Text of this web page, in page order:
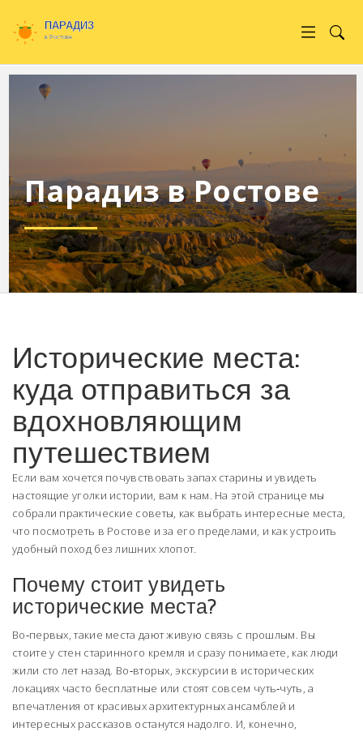
Парадиз в Ростове
Исторические места:
куда отправиться за
вдохновляющим
путешествием
Если вам хочется почувствовать запах старины и увидеть
настоящие уголки истории, вам к нам. На этой странице мы
собрали практические советы, как выбрать интересные места,
что посмотреть в Ростове и за его пределами, и как устроить
удобный поход без лишних хлопот.
Почему стоит увидеть
исторические места?
Во‑первых, такие места дают живую связь с прошлым. Вы
стоите у стен старинного кремля и сразу понимаете, как люди
жили сто лет назад. Во‑вторых, экскурсии в исторических
локациях часто бесплатные или стоят совсем чуть‑чуть, а
впечатления от красивых архитектурных ансамблей и
интересных рассказов останутся надолго. И, конечно,